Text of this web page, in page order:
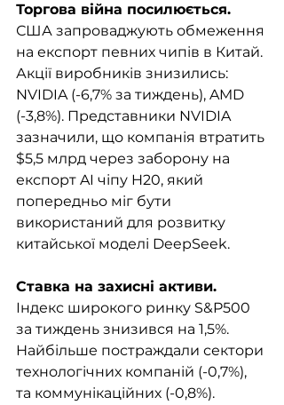
Торгова війна посилюється.
США запроваджують обмеження
на експорт певних чипів в Китай.
Акції виробників знизились:
NVIDIA (-6,7% за тиждень), AMD
(-3,8%). Представники NVIDIA
зазначили, що компанія втратить
$5,5 млрд через заборону на
експорт AI чіпу H20, який
попередньо міг бути
використаний для розвитку
китайської моделі DeepSeek.
Ставка на захисні активи.
Індекс широкого ринку S&P500
за тиждень знизився на 1,5%.
Найбільше постраждали сектори
технологічних компаній (-0,7%),
та коммунікаційних (-0,8%).